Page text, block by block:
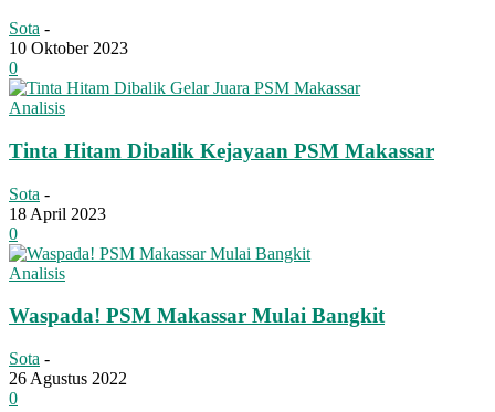
Sota -
10 Oktober 2023
0
Analisis
Tinta Hitam Dibalik Kejayaan PSM Makassar
Sota -
18 April 2023
0
Analisis
Waspada! PSM Makassar Mulai Bangkit
Sota -
26 Agustus 2022
0